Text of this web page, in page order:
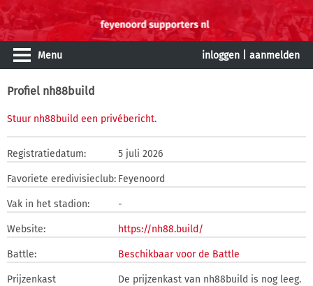
Menu inloggen aanmelden
Profiel nh88build
Stuur nh88build een privébericht.
Registratiedatum: 5 juli 2026
Favoriete eredivisieclub: Feyenoord
Vak in het stadion: -
Website: https://nh88.build/
Battle: Beschikbaar voor de Battle
Prijzenkast De prijzenkast van nh88build is nog leeg.